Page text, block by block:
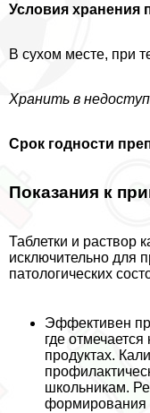
Условия хранения
В сухом месте, при
Хранить в
Срок годности
Показания к
Таблетки и раствор
исключительно для
патологических
Эффективен
где
продуктах.
школьникам.
формирования